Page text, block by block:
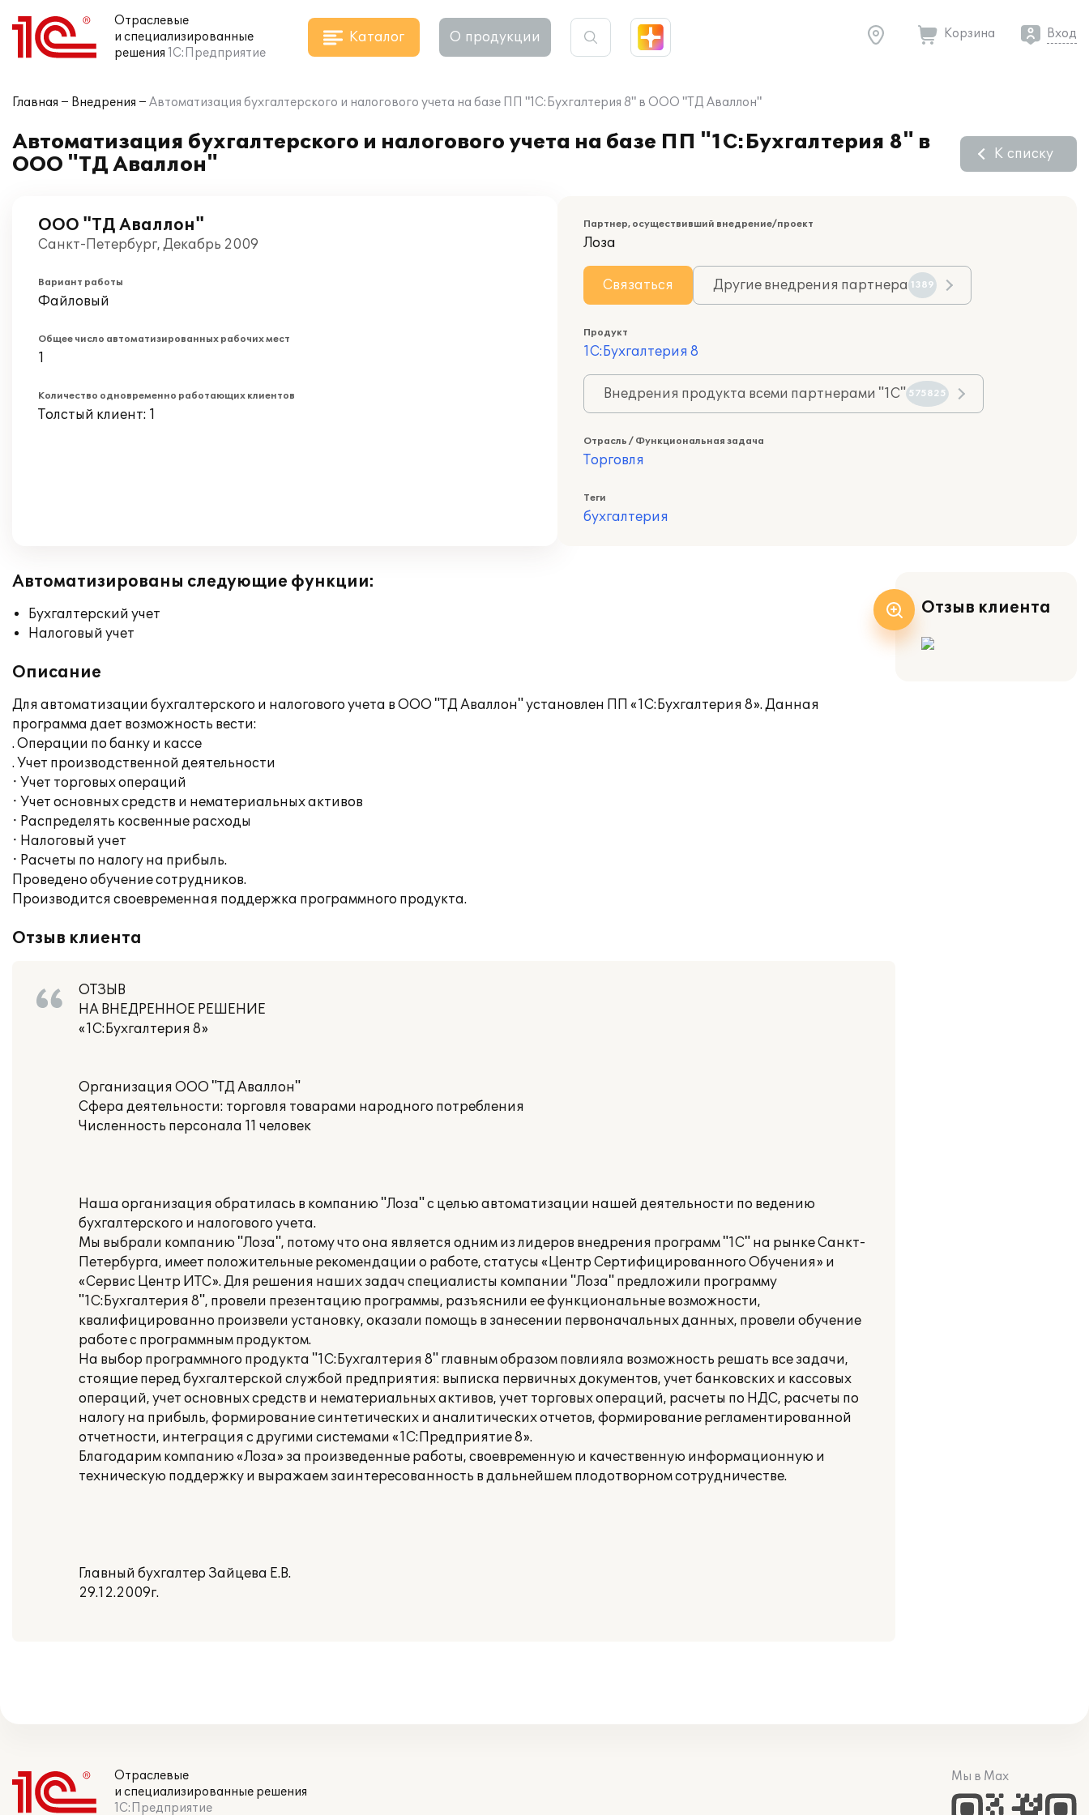
Отраслевые
и специализированные
решения 1С:Предприятие
Каталог О продукции Корзина Вход
Главная Внедрения Автоматизация бухгалтерского и налогового учета на базе ПП "1С:Бухгалтерия 8" в ООО "ТД Аваллон"
Автоматизация бухгалтерского и налогового учета на базе ПП "1С:Бухгалтерия 8" в
ООО "ТД Аваллон"
К списку
ООО "ТД Аваллон"
Санкт-Петербург, Декабрь 2009
Вариант работы
Файловый
Общее число автоматизированных рабочих мест
1
Количество одновременно работающих клиентов
Толстый клиент: 1
Партнер, осуществивший внедрение/проект
Лоза
Связаться Другие внедрения партнера 1389
Продукт
1С:Бухгалтерия 8
Внедрения продукта всеми партнерами "1С" 575825
Отрасль / Функциональная задача
Торговля
Теги
бухгалтерия
Автоматизированы следующие функции:
Бухгалтерский учет
Налоговый учет
Описание
Для автоматизации бухгалтерского и налогового учета в ООО "ТД Аваллон" установлен ПП «1С:Бухгалтерия 8». Данная
программа дает возможность вести:
. Операции по банку и кассе
. Учет производственной деятельности
· Учет торговых операций
· Учет основных средств и нематериальных активов
· Распределять косвенные расходы
· Налоговый учет
· Расчеты по налогу на прибыль.
Проведено обучение сотрудников.
Производится своевременная поддержка программного продукта.
Отзыв клиента
ОТЗЫВ
НА ВНЕДРЕННОЕ РЕШЕНИЕ
«1С:Бухгалтерия 8»
Организация ООО "ТД Аваллон"
Сфера деятельности: торговля товарами народного потребления
Численность персонала 11 человек
Наша организация обратилась в компанию "Лоза" с целью автоматизации нашей деятельности по ведению
бухгалтерского и налогового учета.
Мы выбрали компанию "Лоза", потому что она является одним из лидеров внедрения программ "1С" на рынке Санкт-
Петербурга, имеет положительные рекомендации о работе, статусы «Центр Сертифицированного Обучения» и
«Сервис Центр ИТС». Для решения наших задач специалисты компании "Лоза" предложили программу
"1С:Бухгалтерия 8", провели презентацию программы, разъяснили ее функциональные возможности,
квалифицированно произвели установку, оказали помощь в занесении первоначальных данных, провели обучение
работе с программным продуктом.
На выбор программного продукта "1С:Бухгалтерия 8" главным образом повлияла возможность решать все задачи,
стоящие перед бухгалтерской службой предприятия: выписка первичных документов, учет банковских и кассовых
операций, учет основных средств и нематериальных активов, учет торговых операций, расчеты по НДС, расчеты по
налогу на прибыль, формирование синтетических и аналитических отчетов, формирование регламентированной
отчетности, интеграция с другими системами «1С:Предприятие 8».
Благодарим компанию «Лоза» за произведенные работы, своевременную и качественную информационную и
техническую поддержку и выражаем заинтересованность в дальнейшем плодотворном сотрудничестве.
Главный бухгалтер Зайцева Е.В.
29.12.2009г.
Отзыв клиента
Отраслевые
и специализированные решения
1С:Предприятие
Мы в Max